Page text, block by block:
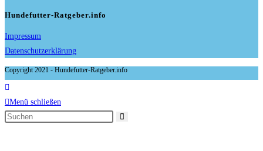
Hundefutter-Ratgeber.info
Impressum
Datenschutzerklärung
Copyright 2021 - Hundefutter-Ratgeber.info
Menü schließen